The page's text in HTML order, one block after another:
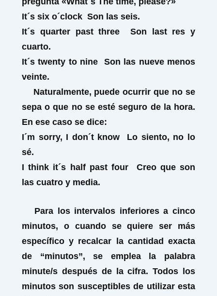
It´s six o´clock Son las seis.
It´s quarter
past three
Son last res y
cuarto.
It´s twenty to nine
Son las nueve menos
veinte.
Naturalmente, puede ocurrir que no se
sepa o que no se esté seguro de la hora.
En ese caso se dice:
I´m sorry, I don´t know
Lo siento, no lo
sé.
I think it´s half past four
Creo que son
las cuatro y media.
Para los intervalos inferiores a cinco
minutos, o cuando se quiere ser más
específico y recalcar la cantidad exacta
de “minutos”, se emplea la palabra
minute/s después de la cifra. Todos los
minutos son susceptibles de utilizar esta